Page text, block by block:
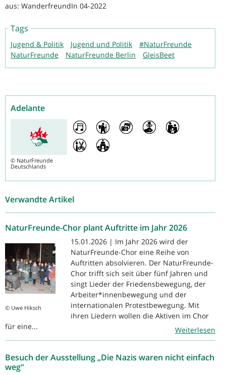
aus: WanderfreundIn 04-2022
Tags
Jugend & Politik Jugend und Politik
#NaturFreunde
NaturFreunde
NaturFreunde Berlin GleisBeet
Adelante
© NaturFreunde
Deutschlands
Verwandte Artikel
NaturFreunde-Chor plant Auftritte im Jahr 2026
© Uwe Hiksch
15.01.2026 | Im Jahr 2026 wird der
NaturFreunde-Chor eine Reihe von
Auftritten absolvieren. Der NaturFreunde-
Chor trifft sich seit über fünf Jahren und
singt Lieder der Friedensbewegung, der
Arbeiter*innenbewegung und der
internationalen Protestbewegung. Mit
ihren Liedern wollen die Aktiven im Chor
für eine...
Weiterlesen
Besuch der Ausstellung „Die Nazis waren nicht einfach
weg“